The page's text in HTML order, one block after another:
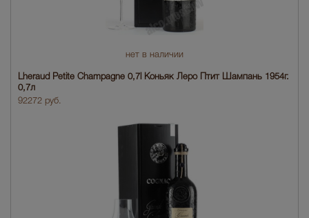
нет в наличии
Lheraud Petite Champagne 0,7l Коньяк Леро Птит Шампань 1954г.
0,7л
92272 руб.